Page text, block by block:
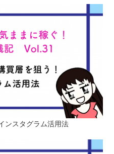
ンスタグラム活用法